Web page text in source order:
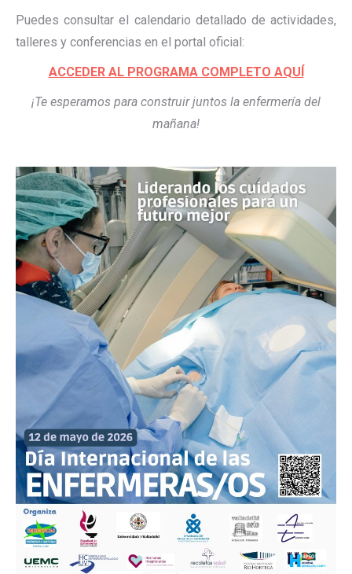
Puedes consultar el calendario detallado de actividades,
talleres y conferencias en el portal oficial:
ACCEDER AL PROGRAMA COMPLETO AQUÍ
¡Te esperamos para construir juntos la enfermería del
mañana!